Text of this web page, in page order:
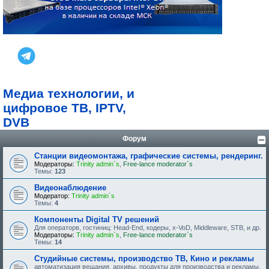
Медиа технологии, и
цифровое ТВ, IPTV,
DVB
Форум
Станции видеомонтажа, графические системы, рендеринг.
Модераторы: Trinity admin`s
Free-lance moderator`s
Темы: 123
Видеонаблюдение
Модератор: Trinity admin`s
Темы: 4
Компоненты Digital TV решений
Для операторв, гостиниц: Head-End, кодеры, x-VoD, Middleware, STB, и др.
Модераторы: Trinity admin`s
Free-lance moderator`s
Темы: 14
Студийные системы, производство ТВ, Кино и рекламы
автоматизация вещания, архивы, продукты для производства и рекламы.